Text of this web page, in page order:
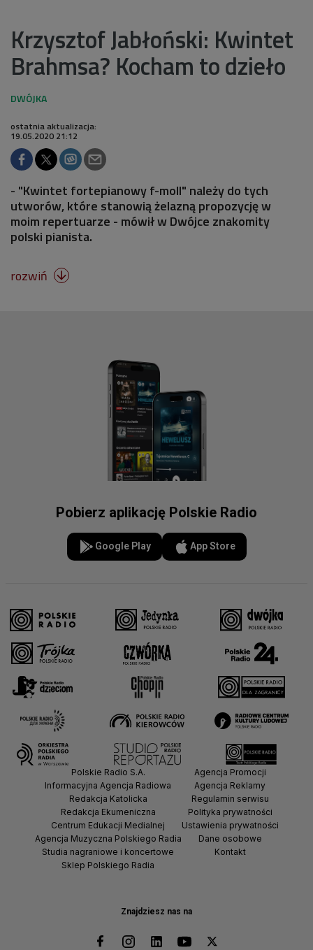
Krzysztof Jabłoński: Kwintet
Brahmsa? Kocham to dzieło
ostatnia aktualizacja:
19.05.2020 21:12
- "Kwintet fortepianowy f-moll" należy do tych
utworów, które stanowią żelazną propozycję w
moim repertuarze - mówił w Dwójce znakomity
polski pianista.
rozwiń 
Pobierz aplikację Polskie Radio
Google Play App Store
Znajdziesz nas na
Polskie Radio S.A.
Informacyjna Agencja Radiowa
Redakcja Katolicka
Redakcja Ekumeniczna
Centrum Edukacji Medialnej
Agencja Muzyczna Polskiego Radia
Studia nagraniowe i koncertowe
Sklep Polskiego Radia
Agencja Promocji
Agencja Reklamy
Regulamin serwisu
Polityka prywatności
Ustawienia prywatności
Dane osobowe
Kontakt